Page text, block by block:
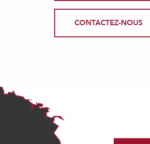
CONTACTEZ-NOUS